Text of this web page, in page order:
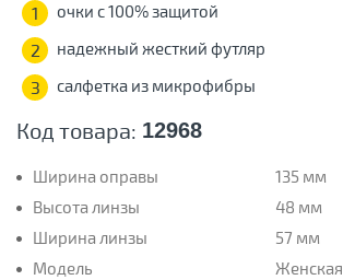
Код товара: 12968
Ширина оправы
135 мм
Высота линзы
48 мм
Ширина линзы
57 мм
Модель
Женская
1 очки с 100% защитой
2 надежный жесткий футляр
3 салфетка из микрофибры